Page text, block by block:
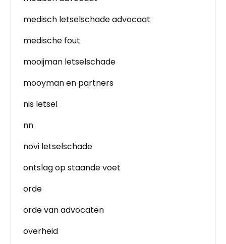
medisch letselschade advocaat
medische fout
mooijman letselschade
mooyman en partners
nis letsel
nn
novi letselschade
ontslag op staande voet
orde
orde van advocaten
overheid